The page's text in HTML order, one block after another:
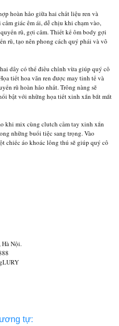
hoàn hảo giữa hai chất liệu ren và
giác êm ái, dễ chịu khi chạm vào,
rũ, gợi cảm. Thiết kế ôm body gợi
rũ, tạo nên phong cách quý phái và vô
dây có thể điều chỉnh vừa giúp quý cô
tiết hoa văn ren được may tinh tế và
rũ hoàn hảo nhất. Trông nàng sẽ
bật với những họa tiết xinh xắn bắt mắt
khi mix cùng clutch cầm tay xinh xắn
những buổi tiệc sang trọng. Vào
chiếc áo khoác lông thú sẽ giúp quý cô
Hà Nội.
tự: